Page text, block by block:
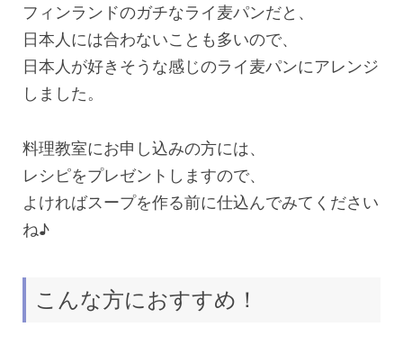
フィンランドのガチなライ麦パンだと、
日本人には合わないことも多いので、
日本人が好きそうな感じのライ麦パンにアレンジ
しました。
料理教室にお申し込みの方には、
レシピをプレゼントしますので、
よければスープを作る前に仕込んでみてください
ね♪
こんな方におすすめ！